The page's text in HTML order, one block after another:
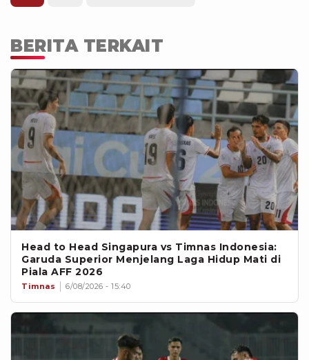
berpartisipasi dalam Kejuaraan Asia
diselenggarakan di Indonesia,"
ungkap The Thao247.
BERITA TERKAIT
Head to Head Singapura vs Timnas Indonesia:
Garuda Superior Menjelang Laga Hidup Mati di
Piala AFF 2026
Timnas 6/08/2026 - 15:40